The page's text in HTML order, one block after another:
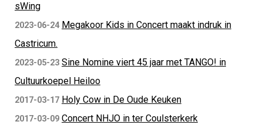
sWing
2023-06-24 Megakoor Kids in Concert maakt indruk in
Castricum.
2023-05-23 Sine Nomine viert 45 jaar met TANGO! in
Cultuurkoepel Heiloo
2017-03-17 Holy Cow in De Oude Keuken
2017-03-09 Concert NHJO in ter Coulsterkerk